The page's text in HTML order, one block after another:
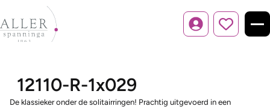
Inloggen
12110-R-1x029
De klassieker onder de solitairringen! Prachtig uitgevoerd in een